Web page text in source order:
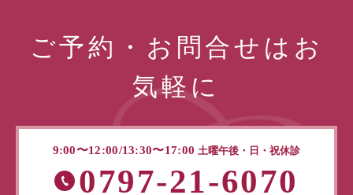
ご予約・お問合せはお
気軽に
9:00〜12:00/13:30〜17:00 土曜午後・日・祝休診
0797-21-6070